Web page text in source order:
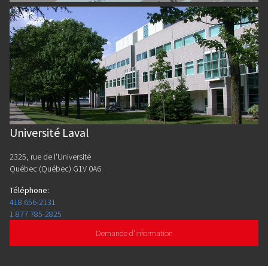
Université Laval
2325, rue de l'Université
Québec (Québec) G1V 0A6
Téléphone:
418 656-2131
1 877 785-2825
Demande d'information